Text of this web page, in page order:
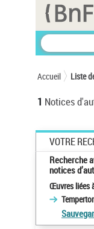
Accueil Liste
1 Notices
VOTRE
Recherche
notices
Œuvres liées
Panneau de gestion des